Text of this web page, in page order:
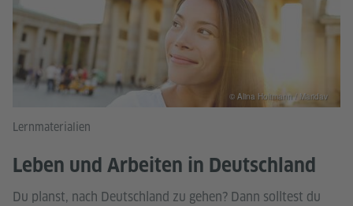
Lernmaterialien
Leben und Arbeiten in Deutschland
Du planst, nach Deutschland zu gehen? Dann solltest du
© Alina Holtmann / Maridav